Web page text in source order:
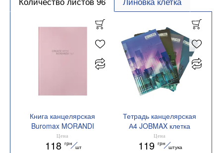
Книга канцелярская
Buromax MORANDI
STYLE А4 96 л клетка
офсет BM.2400-432i
Цена
118 грн
шт
Тетрадь канцелярская
А4 JOBMAX клетка
Buromax BM.2428
Цена
119 грн
штука